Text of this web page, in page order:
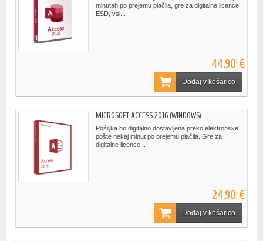
minutah po prejemu plačila, gre za digitalne licence
ESD, vsi...
44,90 €
Dodaj v košarico
MICROSOFT ACCESS 2016 (WINDOWS)
Pošiljka bo digitalno dostavljena preko elektronske
pošte nekaj minut po prejemu plačila. Gre za
digitalne licence...
24,90 €
Dodaj v košarico